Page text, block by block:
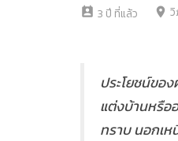
perm_contact_calendar 3 ปี ที่แล้ว location_on
ประโยชน์ขอ
แต่งบ้านหรือ
ทราบ นอกเห